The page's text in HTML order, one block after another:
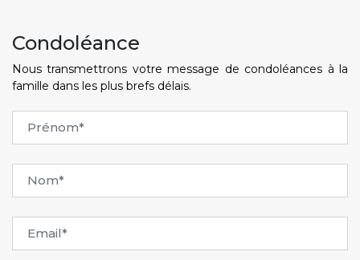
Condoléance
Nous transmettrons votre message de condoléances à la
famille dans les plus brefs délais.